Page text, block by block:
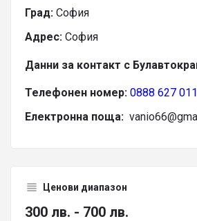
Град: София
Адрес: София
Данни за контакт с
Телефонен номер: 0888 627 011
Електронна поща:
Ценови диапазон
300 лв. - 700 лв.